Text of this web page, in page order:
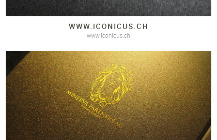
WWW. ICONICUS. CH
www.iconicus.ch